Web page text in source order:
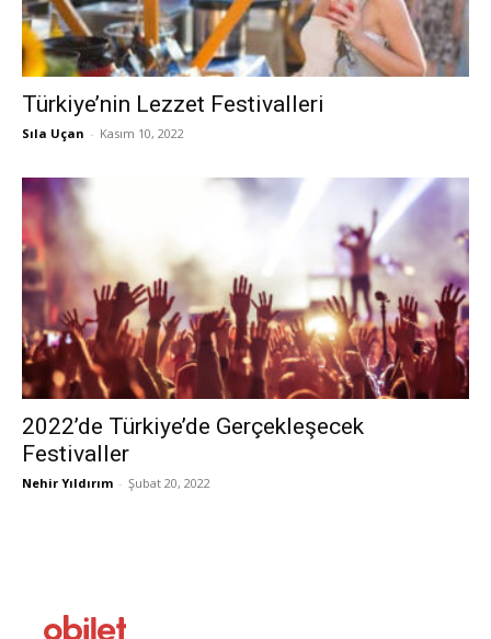
Türkiye’nin Lezzet Festivalleri
Sıla Uçan - Kasım 10, 2022
2022’de Türkiye’de Gerçekleşecek
Festivaller
Nehir Yıldırım - Şubat 20, 2022